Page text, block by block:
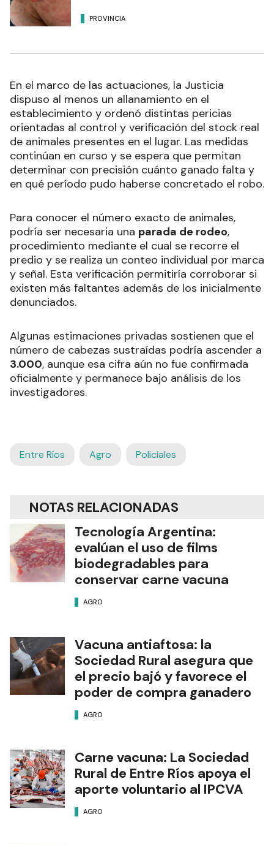
PROVINCIA
En el marco de las actuaciones, la Justicia
dispuso al menos un allanamiento en el
establecimiento y ordenó distintas pericias
orientadas al control y verificación del stock real
de animales presentes en el lugar. Las medidas
continúan en curso y se espera que permitan
determinar con precisión cuánto ganado falta y
en qué período pudo haberse concretado el robo.
Para conocer el número exacto de animales,
podría ser necesaria una parada de rodeo,
procedimiento mediante el cual se recorre el
predio y se realiza un conteo individual por marca
y señal. Esta verificación permitiría corroborar si
existen más faltantes además de los inicialmente
denunciados.
Algunas estimaciones privadas sostienen que el
número de cabezas sustraídas podría ascender a
3.000, aunque esa cifra aún no fue confirmada
oficialmente y permanece bajo análisis de los
investigadores.
Entre Ríos Agro Policiales
NOTAS RELACIONADAS
Tecnología Argentina:
evalúan el uso de films
biodegradables para
conservar carne vacuna
AGRO
Vacuna antiaftosa: la
Sociedad Rural asegura que
el precio bajó y favorece el
poder de compra ganadero
AGRO
Carne vacuna: La Sociedad
Rural de Entre Ríos apoya el
aporte voluntario al IPCVA
AGRO